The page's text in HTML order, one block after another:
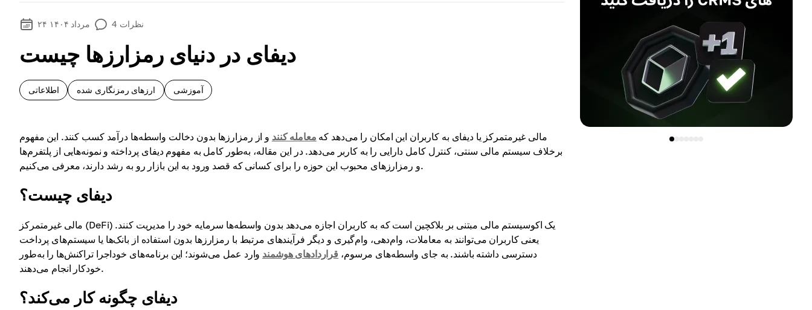
۲۴ مرداد ۱۴۰۴ 4 نظرات
دیفای در دنیای رمزارزها چیست
اطلاعاتی ارزهای رمزنگاری شده آموزشی
مالی غیرمتمرکز یا دیفای به کاربران این امکان را می‌دهد که معامله کنند و از رمزارزها بدون دخالت واسطه‌ها درآمد کسب کنند. این مفهوم
برخلاف سیستم مالی سنتی، کنترل کامل دارایی را به کاربر می‌دهد. در این مقاله، به‌طور کامل به مفهوم دیفای پرداخته و نمونه‌هایی از پلتفرم‌ها
و رمزارزهای محبوب این حوزه را برای کسانی که قصد ورود به این بازار رو به رشد دارند، معرفی می‌کنیم.
دیفای چیست؟
مالی غیرمتمرکز (DeFi) یک اکوسیستم مالی مبتنی بر بلاکچین است که به کاربران اجازه می‌دهد بدون واسطه‌ها سرمایه خود را مدیریت کنند.
یعنی کاربران می‌توانند به معاملات، وام‌دهی، وام‌گیری و دیگر فرآیندهای مرتبط با رمزارزها بدون استفاده از بانک‌ها یا سیستم‌های پرداخت
دسترسی داشته باشند. به جای واسطه‌های مرسوم، قراردادهای هوشمند وارد عمل می‌شوند؛ این برنامه‌های خوداجرا تراکنش‌ها را به‌طور
خودکار انجام می‌دهند.
دیفای چگونه کار می‌کند؟